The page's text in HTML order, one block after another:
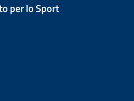
per lo Sport